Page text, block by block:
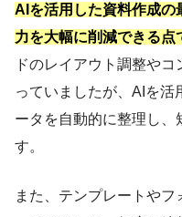
AIを活用した資料作成の
力を大幅に削減できる点
ドのレイアウト調整や
っていましたが、AIを活
ータを自動的に整理し、
す。
また、テンプレートや